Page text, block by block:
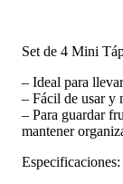
Set de 4 Mini
– Ideal para
– Fácil de usar y
– Para guardar
mantener
Especificaciones: